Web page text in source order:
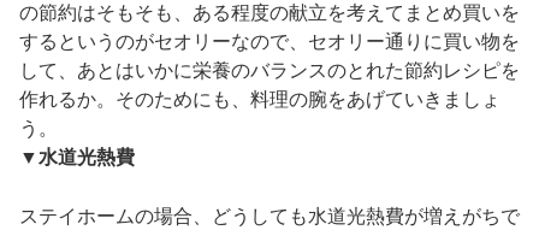
の節約はそもそも、ある程度の献立を考えてまとめ買いを
するというのがセオリーなので、セオリー通りに買い物を
して、あとはいかに栄養のバランスのとれた節約レシピを
作れるか。そのためにも、料理の腕をあげていきましょ
う。
▼水道光熱費
ステイホームの場合、どうしても水道光熱費が増えがちで